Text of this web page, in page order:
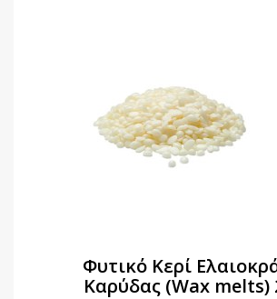
Φυτικό Κερί
Καρύδας (Wax melts)